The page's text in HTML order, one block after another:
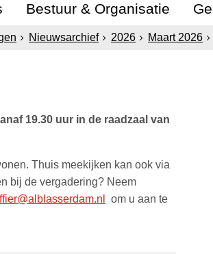
Bestuur & Organisatie
Nieuwsarchief 2026 Maart 2026
19.30 uur in de raadzaal van
Thuis meekijken kan ook via
bij de vergadering? Neem
om u aan te